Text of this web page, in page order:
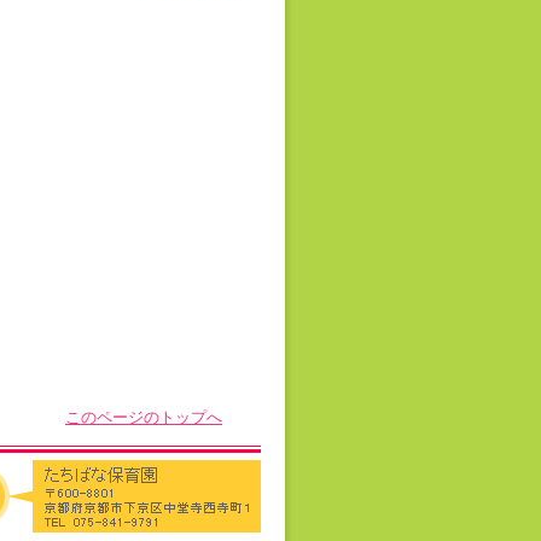
このページのトップへ